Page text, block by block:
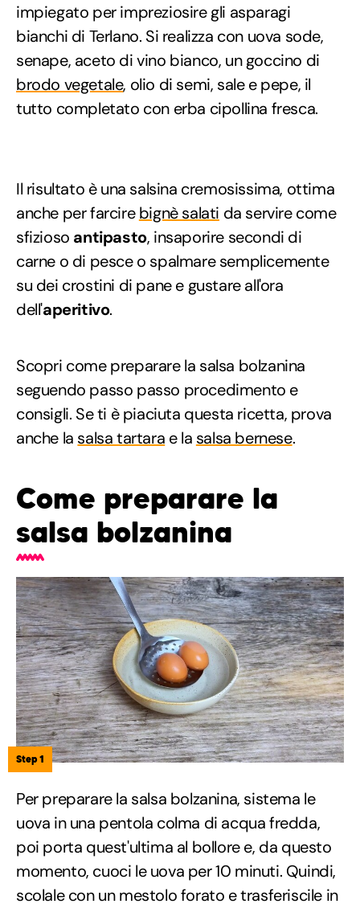
impiegato per impreziosire gli asparagi
bianchi di Terlano. Si realizza con uova sode,
senape, aceto di vino bianco, un goccino di
brodo vegetale, olio di semi, sale e pepe, il
tutto completato con erba cipollina fresca.
Il risultato è una salsina cremosissima, ottima
anche per farcirebignè salati da servire come
sfizioso antipasto, insaporire secondi di
carne o di pesce o spalmare semplicemente
su dei crostini di pane e gustare all'ora
dell'aperitivo.
Scopri come preparare la salsa bolzanina
seguendo passo passo procedimento e
consigli. Se ti è piaciuta questa ricetta, prova
anche la salsa tartara e la salsa bernese.
Come preparare la
salsa bolzanina
Step 1
Per preparare la salsa bolzanina, sistema le
uova in una pentola colma di acqua fredda,
poi porta quest'ultima al bollore e, da questo
momento, cuoci le uova per 10 minuti. Quindi,
scolale con un mestolo forato e trasferiscile in